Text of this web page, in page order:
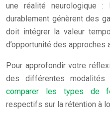
une réalité neurologique :
durablement génèrent des
doit intégrer la valeur
d’opportunité des approches
Pour approfondir votre
des différentes modalités
comparer les types de
respectifs sur la rétention à